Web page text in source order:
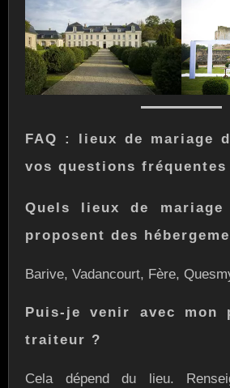
FAQ : lieux de mariage
vos questions fréquentes
Quels lieux de mariage
proposent des
Barive, Vadancourt, Fère,
Puis-je venir avec mon
traiteur ?
Cela dépend du lieu.